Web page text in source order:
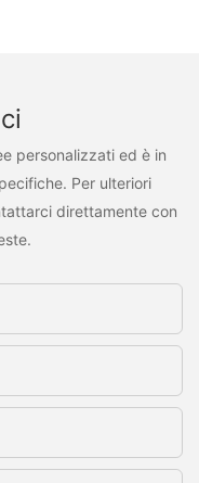
personalizzati ed è in
Per ulteriori
direttamente con